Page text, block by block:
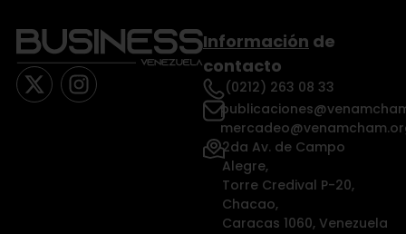
Información de
contacto
(0212) 263 08 33
2da Av. de Campo
Alegre,
Torre Credival P-20,
Chacao,
Caracas 1060, Venezuela